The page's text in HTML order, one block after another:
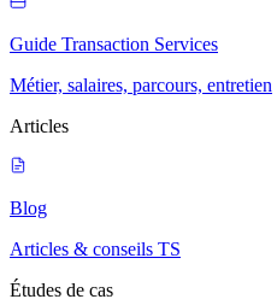
Guide Transaction Services
Métier, salaires, parcours, entretien
Articles
Blog
Articles & conseils TS
Études de cas